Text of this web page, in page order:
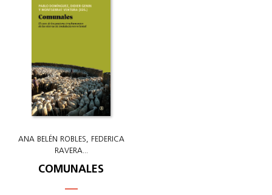
ANA BELÉN ROBLES
FEDERICA
RAVERA
COMUNALES